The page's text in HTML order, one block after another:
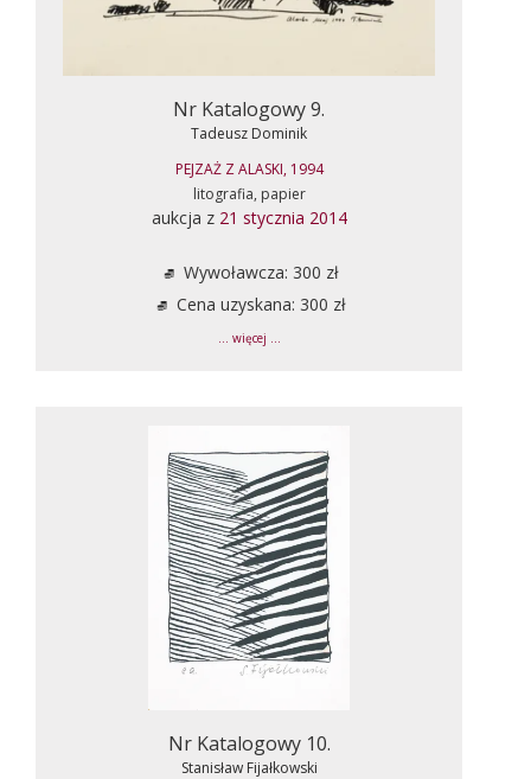
Nr Katalogowy 9.
Tadeusz Dominik
PEJZAŻ Z ALASKI, 1994
litografia, papier
aukcja z 21 stycznia 2014
Wywoławcza: 300 zł
Cena uzyskana: 300 zł
... więcej ...
Nr Katalogowy 10.
Stanisław Fijałkowski